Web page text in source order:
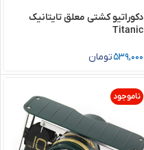
دکوراتیو کشتی معلق تایتانیک
Titanic
539,000تومان
ناموجود